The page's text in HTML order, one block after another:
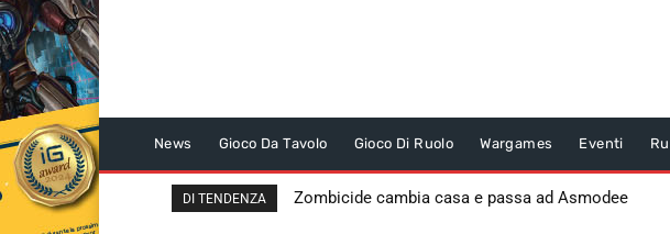
News Gioco Da Tavolo Gioco Di Ruolo Wargames Eventi
DI TENDENZA Zombicide cambia casa e passa ad Asmodee